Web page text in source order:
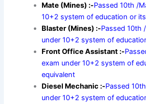
Mate (Mines) :-Passed 10th /
10+2 system of education or
Blaster (Mines) :-Passed 10th
under 10+2 system of
Front Office Assistant :-
exam under 10+2 system of
equivalent
Diesel Mechanic :-Passed
under 10+2 system of